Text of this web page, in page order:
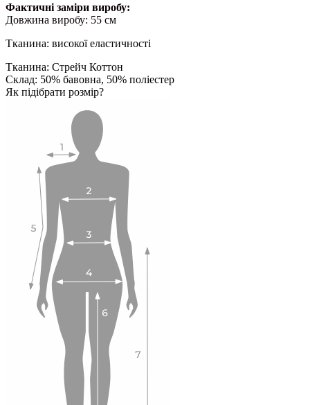
Фактичні заміри виробу:
Довжина виробу: 55 см
Тканина: високої еластичності
Тканина: Стрейч Коттон
Склад: 50% бавовна, 50% поліестер
Як підібрати розмір?